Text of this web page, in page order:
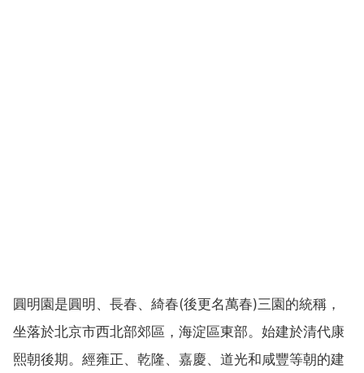
圓明園是圓明、長春、綺春(後更名萬春)三園的統稱，
坐落於北京市西北部郊區，海淀區東部。始建於清代康
熙朝後期。經雍正、乾隆、嘉慶、道光和咸豐等朝的建